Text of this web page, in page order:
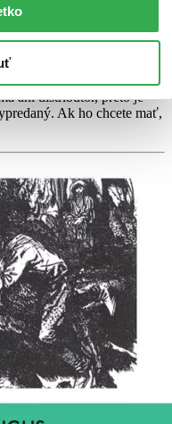
obsahu. Knihu sme
niektorých obaloch
na sklade, máme však už
ani distribútor, preto je
Ak ho chcete mať,